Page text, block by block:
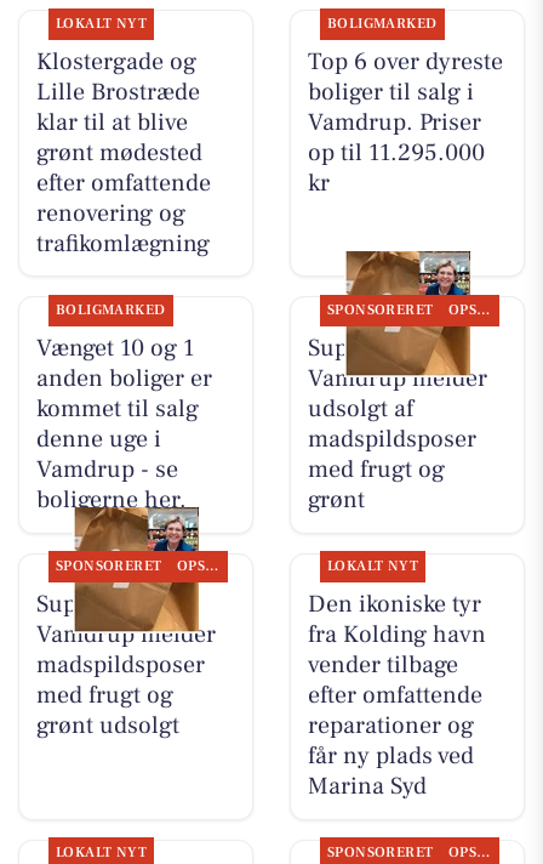
LOKALT NYT
Klostergade og
Lille Brostræde
klar til at blive
grønt mødested
efter omfattende
renovering og
trafikomlægning
BOLIGMARKED
Top 6 over dyreste
boliger til salg i
Vamdrup. Priser
op til 11.295.000
kr
BOLIGMARKED
Vænget 10 og 1
anden boliger er
kommet til salg
denne uge i
Vamdrup - se
boligerne her.
SPONSORERET OPSLAGSTAVLEN
SuperBrugsen
Vamdrup melder
udsolgt af
madspildsposer
med frugt og
grønt
SPONSORERET OPSLAGSTAVLEN
SuperBrugsen
Vamdrup melder
madspildsposer
med frugt og
grønt udsolgt
LOKALT NYT
Den ikoniske tyr
fra Kolding havn
vender tilbage
efter omfattende
reparationer og
får ny plads ved
Marina Syd
LOKALT NYT SPONSORERET OPSLAGSTAVLEN